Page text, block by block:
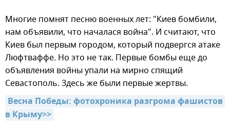
Многие помнят песню военных лет: "Киев бомбили,
нам объявили, что началася война". И считают, что
Киев был первым городом, который подвергся атаке
Люфтваффе. Но это не так. Первые бомбы еще до
объявления войны упали на мирно спящий
Севастополь. Здесь же были первые жертвы.
Весна Победы: фотохроника разгрома фашистов
в Крыму>>